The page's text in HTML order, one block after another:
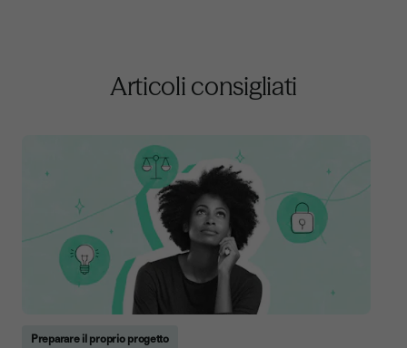
Articoli consigliati
Preparare il proprio progetto